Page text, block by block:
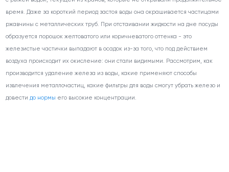
время. Даже за короткий период застоя воды она окрашивается частицами
ржавчины с металлических труб. При отстаивании жидкости на дне посуды
образуется порошок желтоватого или коричневатого оттенка - это
железистые частички выпадают в осадок из-за того, что под действием
воздуха происходит их окисление: они стали видимыми. Рассмотрим, как
производится удаление железа из воды, какие применяют способы
извлечения металлочастиц, какие фильтры для воды смогут убрать железо и
довестидо нормы его высокие концентрации.